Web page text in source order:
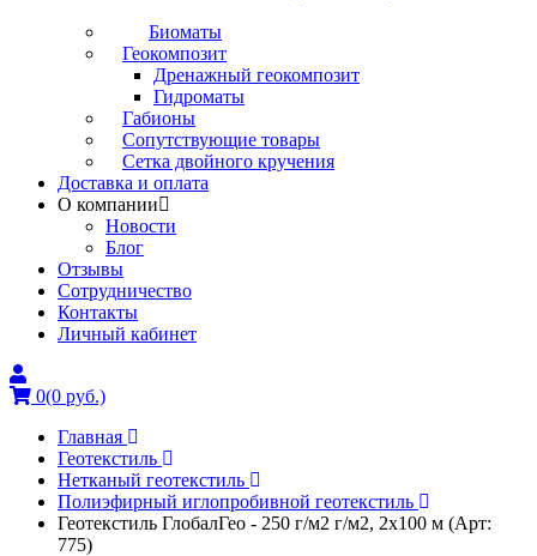
Биоматы
Геокомпозит
Дренажный геокомпозит
Гидроматы
Габионы
Сопутствующие товары
Сетка двойного кручения
Доставка и оплата
О компании
Новости
Блог
Отзывы
Сотрудничество
Контакты
Личный кабинет
0(0 руб.)
Главная
Геотекстиль
Нетканый геотекстиль
Полиэфирный иглопробивной геотекстиль
Геотекстиль ГлобалГео - 250 г/м2 г/м2, 2x100 м (Арт:
775)